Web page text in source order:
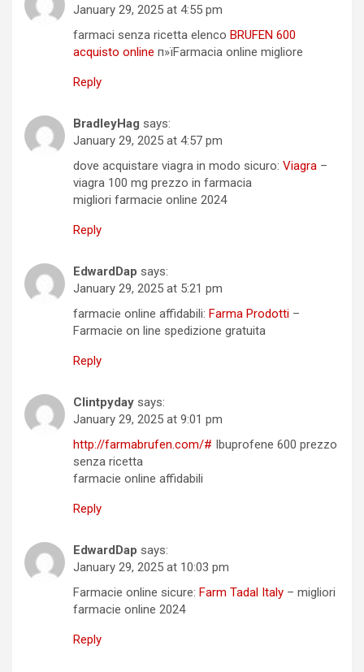
January 29, 2025 at 4:55 pm
farmaci senza ricetta elenco BRUFEN 600
acquisto online п»їFarmacia online migliore
Reply
BradleyHag says:
January 29, 2025 at 4:57 pm
dove acquistare viagra in modo sicuro: Viagra –
viagra 100 mg prezzo in farmacia
migliori farmacie online 2024
Reply
EdwardDap says:
January 29, 2025 at 5:21 pm
farmacie online affidabili: Farma Prodotti –
Farmacie on line spedizione gratuita
Reply
Clintpyday says:
January 29, 2025 at 9:01 pm
http://farmabrufen.com/# Ibuprofene 600 prezzo
senza ricetta
farmacie online affidabili
Reply
EdwardDap says:
January 29, 2025 at 10:03 pm
Farmacie online sicure: Farm Tadal Italy – migliori
farmacie online 2024
Reply